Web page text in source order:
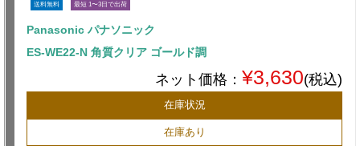
送料無料 最短 1〜3日で出荷
Panasonic パナソニック
ES-WE22-N 角質クリア ゴールド調
ネット価格： ¥3,630(税込)
在庫状況
在庫あり